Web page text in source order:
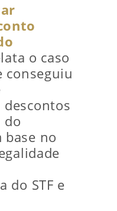
o caso
conseguiu
do
base no
do STF e